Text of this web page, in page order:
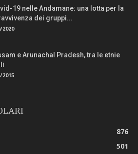
19 nelle Andamane: una lotta per la
dei gruppi...
2020
e Arunachal Pradesh, tra le etnie
2015
876
501